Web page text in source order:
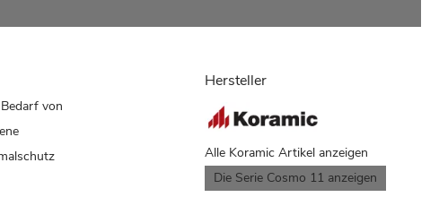
Hersteller
Alle Koramic Artikel anzeigen
Die Serie Cosmo 11 anzeigen
von